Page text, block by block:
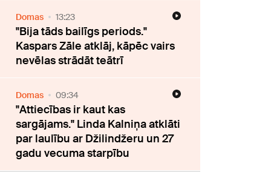
Domas 13:23
"Bija tāds bailīgs periods."
Kaspars Zāle atklāj, kāpēc vairs
nevēlas strādāt teātrī
Domas 09:34
"Attiecības ir kaut kas
sargājams." Linda Kalniņa atklāti
par laulību ar Džilindžeru un 27
gadu vecuma starpību